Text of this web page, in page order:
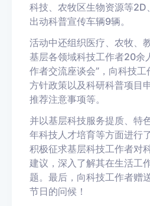
科技、农牧区生物资源等2D
出动科普宣传车辆9辆。
活动中还组织医疗、农牧、
基层各领域科技工作者20余
作者交流座谈会”，向科技
方针政策以及科研科普项目
推荐注意事项等。
并以基层科技服务提质、特
年科技人才培育等方面进行
积极征求基层科技工作者对
建议，深入了解其在生活工
题。最后，向科技工作者赠
节日的问候！